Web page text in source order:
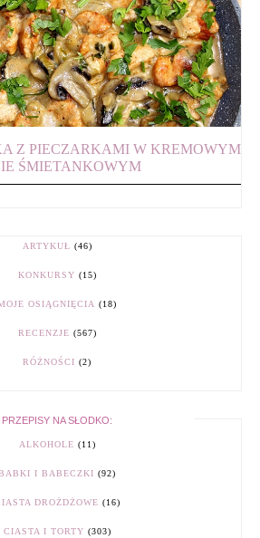
Z PIECZARKAMI W KREMOWYM
ŚMIETANKOWYM
ARTYKUŁ (46)
KONKURSY (15)
OSIĄGNIĘCIA (18)
RECENZJE (567)
RÓŻNOŚCI (2)
PRZEPISY NA SŁODKO:
ALKOHOLE (11)
I BABECZKI (92)
DROŻDŻOWE (16)
CIASTA I TORTY (303)